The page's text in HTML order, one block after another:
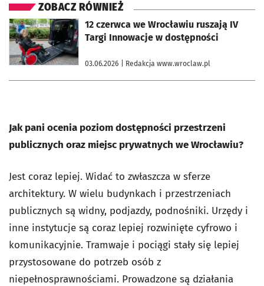
ZOBACZ RÓWNIEŻ
12 czerwca we Wrocławiu ruszają IV
Targi Innowacje w dostępności
03.06.2026 | Redakcja www.wroclaw.pl
otworzy się w nowej karcie
Jak pani ocenia poziom dostępności przestrzeni
publicznych oraz miejsc prywatnych we Wrocławiu?
Jest coraz lepiej. Widać to zwłaszcza w sferze
architektury. W wielu budynkach i przestrzeniach
publicznych są widny, podjazdy, podnośniki. Urzędy i
inne instytucje są coraz lepiej rozwinięte cyfrowo i
komunikacyjnie. Tramwaje i pociągi stały się lepiej
przystosowane do potrzeb osób z
niepełnosprawnościami. Prowadzone są działania